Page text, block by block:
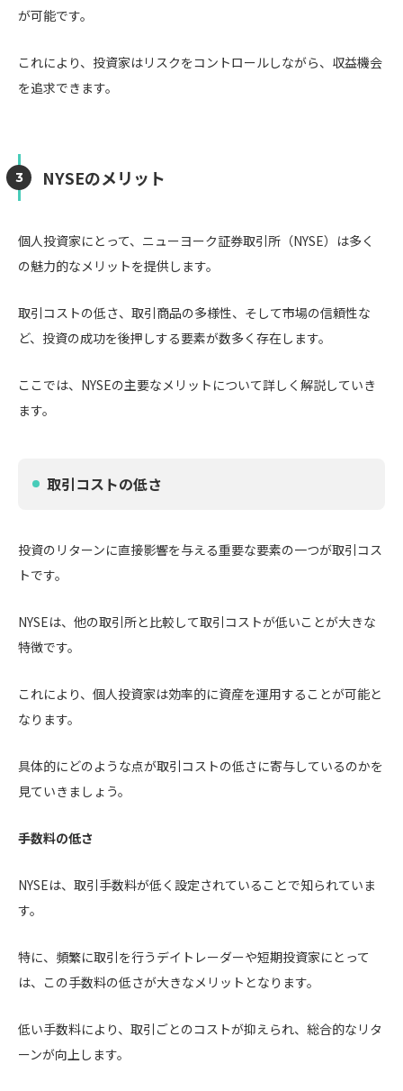
が可能です。
これにより、投資家はリスクをコントロールしながら、収益機会
を追求できます。
NYSEのメリット
個人投資家にとって、ニューヨーク証券取引所（NYSE）は多く
の魅力的なメリットを提供します。
取引コストの低さ、取引商品の多様性、そして市場の信頼性な
ど、投資の成功を後押しする要素が数多く存在します。
ここでは、NYSEの主要なメリットについて詳しく解説していき
ます。
取引コストの低さ
投資のリターンに直接影響を与える重要な要素の一つが取引コス
トです。
NYSEは、他の取引所と比較して取引コストが低いことが大きな
特徴です。
これにより、個人投資家は効率的に資産を運用することが可能と
なります。
具体的にどのような点が取引コストの低さに寄与しているのかを
見ていきましょう。
手数料の低さ
NYSEは、取引手数料が低く設定されていることで知られていま
す。
特に、頻繁に取引を行うデイトレーダーや短期投資家にとって
は、この手数料の低さが大きなメリットとなります。
低い手数料により、取引ごとのコストが抑えられ、総合的なリタ
ーンが向上します。